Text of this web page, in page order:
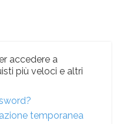
accedere a
più veloci e altri
temporanea